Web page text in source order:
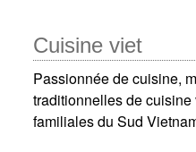
Cuisine viet
Passionnée de cuisine,
traditionnelles de
familiales du Sud